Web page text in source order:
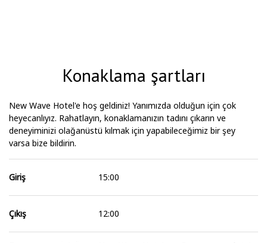
Konaklama şartları
New Wave Hotel'e hoş geldiniz! Yanımızda olduğun için çok
heyecanlıyız. Rahatlayın, konaklamanızın tadını çıkarın ve
deneyiminizi olağanüstü kılmak için yapabileceğimiz bir şey
varsa bize bildirin.
Giriş 15:00
Çıkış 12:00